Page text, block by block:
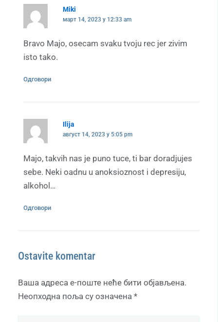
Miki
март 14, 2023 у 12:33 am
Bravo Majo, osecam svaku tvoju rec jer zivim
isto tako.
Одговори
Ilija
август 14, 2023 у 5:05 pm
Majo, takvih nas je puno tuce, ti bar doradjujes
sebe. Neki oadnu u anoksioznost i depresiju,
alkohol…
Одговори
Ostavite komentar
Ваша адреса е-поште неће бити објављена.
Неопходна поља су означена *